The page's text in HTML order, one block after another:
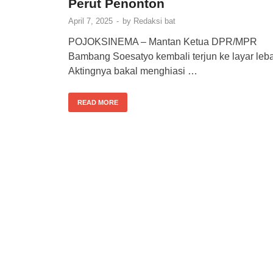
Perut Penonton
April 7, 2025 - by Redaksi bat
POJOKSINEMA – Mantan Ketua DPR/MPR
Bambang Soesatyo kembali terjun ke layar
Aktingnya bakal menghiasi …
READ MORE